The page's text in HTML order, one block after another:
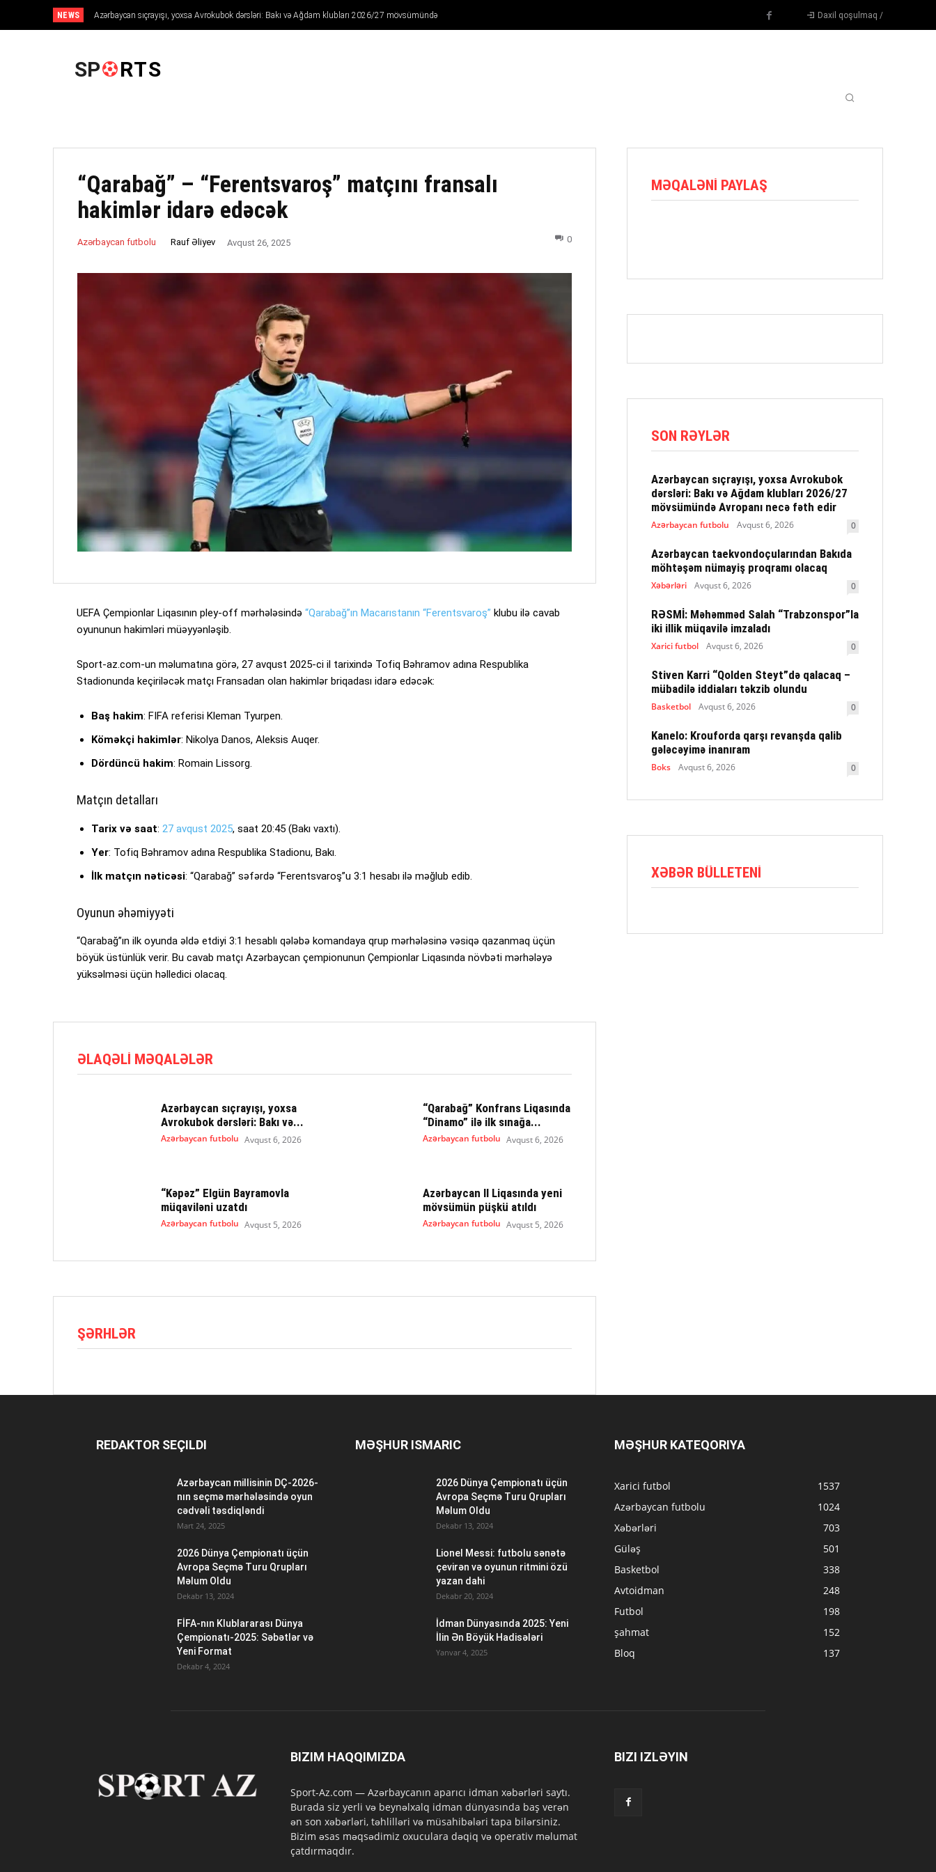
NEWS
Azərbaycan sıçrayışı, yoxsa Avrokubok dərsləri: Bakı və Ağdam klubları 2026/27 mövsümündə
Avropanı necə fəth edir
Daxil qoşulmaq /
SP RTS
“Qarabağ” – “Ferentsvaroş” matçını fransalı
hakimlər idarə edəcək
Azərbaycan futbolu Rauf Əliyev Avqust 26, 2025 0
UEFA Çempionlar Liqasının pley-off mərhələsində “Qarabağ”ın Macarıstanın “Ferentsvaroş” klubu ilə cavab
oyununun hakimləri müəyyənləşib.
Sport-az.com-un məlumatına görə, 27 avqust 2025-ci il tarixində Tofiq Bəhramov adına Respublika
Stadionunda keçiriləcək matçı Fransadan olan hakimlər briqadası idarə edəcək:
Baş hakim: FIFA referisi Kleman Tyurpen.
Köməkçi hakimlər: Nikolya Danos, Aleksis Auqer.
Dördüncü hakim: Romain Lissorg.
Matçın detalları
Tarix və saat: 27 avqust 2025, saat 20:45 (Bakı vaxtı).
Yer: Tofiq Bəhramov adına Respublika Stadionu, Bakı.
İlk matçın nəticəsi: “Qarabağ” səfərdə “Ferentsvaroş”u 3:1 hesabı ilə məğlub edib.
Oyunun əhəmiyyəti
“Qarabağ”ın ilk oyunda əldə etdiyi 3:1 hesablı qələbə komandaya qrup mərhələsinə vəsiqə qazanmaq üçün
böyük üstünlük verir. Bu cavab matçı Azərbaycan çempionunun Çempionlar Liqasında növbəti mərhələyə
yüksəlməsi üçün həlledici olacaq.
ƏLAQƏLI MƏQALƏLƏR
Azərbaycan sıçrayışı, yoxsa
Avrokubok dərsləri: Bakı və...
Azərbaycan futbolu Avqust 6, 2026
“Qarabağ” Konfrans Liqasında
“Dinamo” ilə ilk sınağa...
Azərbaycan futbolu Avqust 6, 2026
“Kəpəz” Elgün Bayramovla
müqaviləni uzatdı
Azərbaycan futbolu Avqust 5, 2026
Azərbaycan II Liqasında yeni
mövsümün püşkü atıldı
Azərbaycan futbolu Avqust 5, 2026
ŞƏRHLƏR
MƏQALƏNI PAYLAŞ
SON RƏYLƏR
Azərbaycan sıçrayışı, yoxsa Avrokubok
dərsləri: Bakı və Ağdam klubları 2026/27
mövsümündə Avropanı necə fəth edir
Azərbaycan futbolu Avqust 6, 2026 0
Azərbaycan taekvondoçularından Bakıda
möhtəşəm nümayiş proqramı olacaq
Xəbərləri Avqust 6, 2026 0
RƏSMİ: Məhəmməd Salah “Trabzonspor”la
iki illik müqavilə imzaladı
Xarici futbol Avqust 6, 2026 0
Stiven Karri “Qolden Steyt”də qalacaq –
mübadilə iddiaları təkzib olundu
Basketbol Avqust 6, 2026 0
Kanelo: Krouforda qarşı revanşda qalib
gələcəyimə inanıram
Boks Avqust 6, 2026 0
XƏBƏR BÜLLETENI
REDAKTOR SEÇILDI
Azərbaycan millisinin DÇ-2026-
nın seçmə mərhələsində oyun
cədvəli təsdiqləndi
Mart 24, 2025
2026 Dünya Çempionatı üçün
Avropa Seçmə Turu Qrupları
Məlum Oldu
Dekabr 13, 2024
FİFA-nın Klublararası Dünya
Çempionatı-2025: Səbətlər və
Yeni Format
Dekabr 4, 2024
MƏŞHUR ISMARIC
2026 Dünya Çempionatı üçün
Avropa Seçmə Turu Qrupları
Məlum Oldu
Dekabr 13, 2024
Lionel Messi: futbolu sənətə
çevirən və oyunun ritmini özü
yazan dahi
Dekabr 20, 2024
İdman Dünyasında 2025: Yeni
İlin Ən Böyük Hadisələri
Yanvar 4, 2025
MƏŞHUR KATEQORIYA
Xarici futbol
1537
Azərbaycan futbolu
1024
Xəbərləri
703
Güləş
501
Basketbol
338
Avtoidman
248
Futbol
198
şahmat
152
Bloq
137
BIZIM HAQQIMIZDA
Sport-Az.com — Azərbaycanın aparıcı idman xəbərləri saytı.
Burada siz yerli və beynəlxalq idman dünyasında baş verən
ən son xəbərləri, təhlilləri və müsahibələri tapa bilərsiniz.
Bizim əsas məqsədimiz oxuculara dəqiq və operativ məlumat
çatdırmaqdır.
BIZI IZLƏYIN